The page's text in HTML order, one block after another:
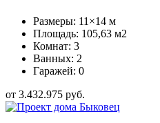
Размеры: 11×14 м
Площадь: 105,63 м2
Комнат: 3
Ванных: 2
Гаражей: 0
от 3.432.975 руб.